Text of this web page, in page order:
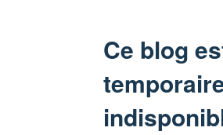
Ce blog